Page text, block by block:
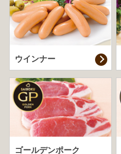
ウインナー
ゴールデンポーク